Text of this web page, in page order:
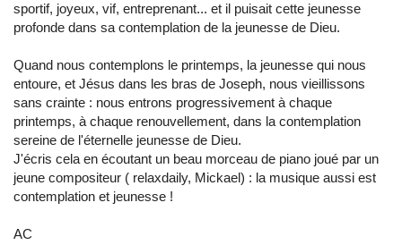
sportif, joyeux, vif, entreprenant... et il puisait cette jeunesse
profonde dans sa contemplation de la jeunesse de Dieu.
Quand nous contemplons le printemps, la jeunesse qui nous
entoure, et Jésus dans les bras de Joseph, nous vieillissons
sans crainte : nous entrons progressivement à chaque
printemps, à chaque renouvellement, dans la contemplation
sereine de l'éternelle jeunesse de Dieu.
J'écris cela en écoutant un beau morceau de piano joué par un
jeune compositeur ( relaxdaily, Mickael) : la musique aussi est
contemplation et jeunesse !
AC